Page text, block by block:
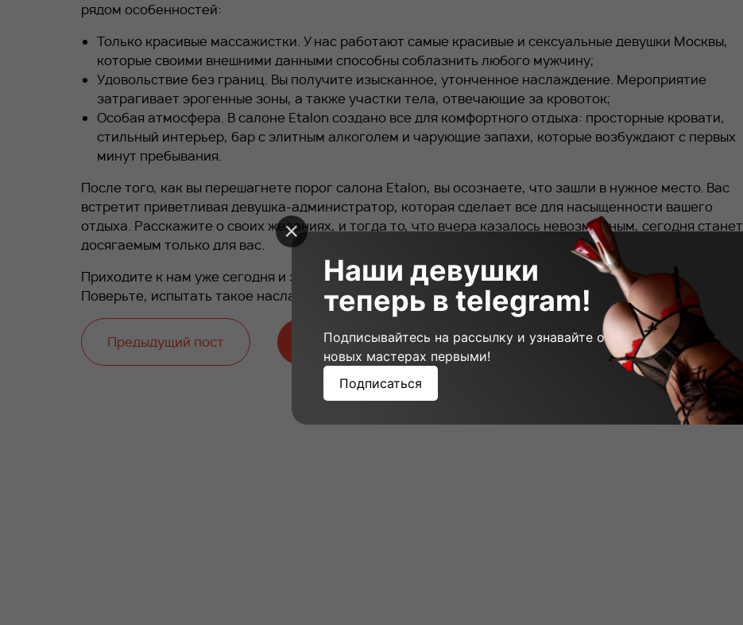
рядом особенностей:
Только красивые массажистки. У нас работают самые красивые и сексуальные девушки Москвы,
которые своими внешними данными способны соблазнить любого мужчину;
Удовольствие без границ. Вы получите изысканное, утонченное наслаждение. Мероприятие
затрагивает эрогенные зоны, а также участки тела, отвечающие за кровоток;
Особая атмосфера. В салоне Etalon создано все для комфортного отдыха: просторные кровати,
стильный интерьер, бар с элитным алкоголем и чарующие запахи, которые возбуждают с первых
минут пребывания.
После того, как вы перешагнете порог салона Etalon, вы осознаете, что зашли в нужное место. Вас
встретит приветливая девушка-администратор, которая сделает все для насыщенности вашего
отдыха. Расскажите о своих желаниях, и тогда то, что вчера казалось невозможным, сегодня станет
досягаемым только для вас.
Приходите к нам уже сегодня и записывайтесь на самый чувственный массаж «Ветка Сакуры».
Поверьте, испытать такое наслаждение мечтает каждый мужчина!
Предыдущий пост Следующий пост
Наши девушки
теперь в telegram!
Подписывайтесь на рассылку и узнавайте о
новых мастерах первыми!
Подписаться